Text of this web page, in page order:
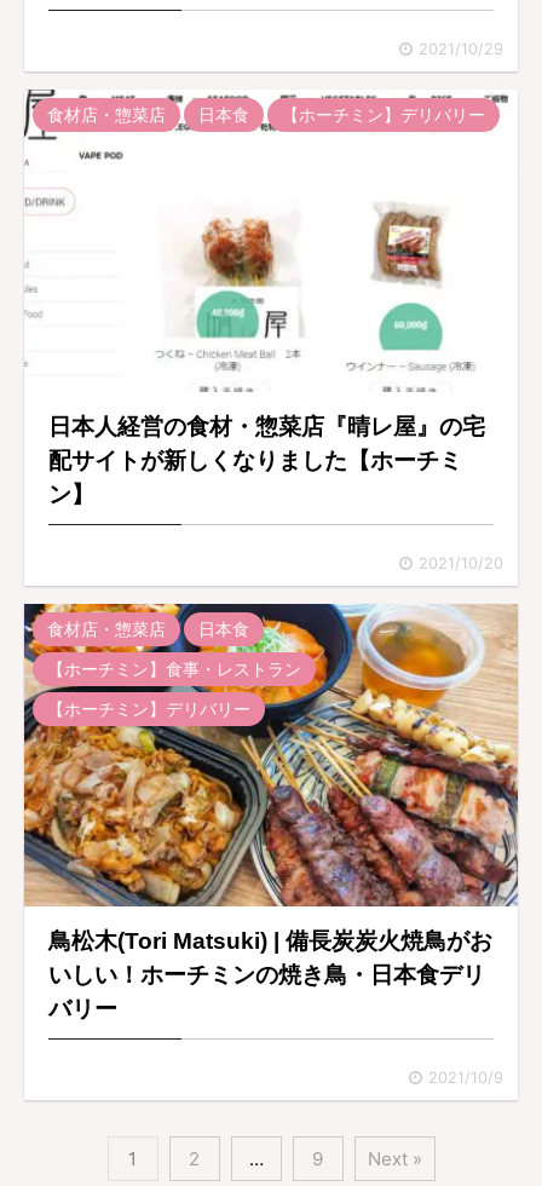
2021/10/29
食材店・惣菜店 日本食 【ホーチミン】デリバリー
日本人経営の食材・惣菜店『晴レ屋』の宅
配サイトが新しくなりました【ホーチミ
ン】
2021/10/20
食材店・惣菜店
日本食
【ホーチミン】食事・レストラン
【ホーチミン】デリバリー
鳥松木(Tori Matsuki) | 備長炭炭火焼鳥がお
いしい！ホーチミンの焼き鳥・日本食デリ
バリー
2021/10/9
1 2 … 9 Next »